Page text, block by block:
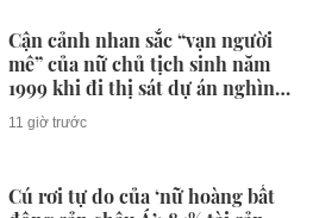
Cận cảnh nhan sắc “vạn người
mê” của nữ chủ tịch sinh năm
1999 khi đi thị sát dự án nghìn
tỷ
11 giờ trước
Cú rơi tự do của ‘nữ hoàng bất